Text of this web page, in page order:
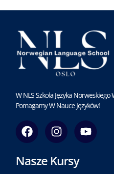
W NLS Szkoła Języka Norweskiego
Pomagamy W Nauce Języków!
F
a
c
e
I
n
s
t
Y
o
u
Nasze Kursy